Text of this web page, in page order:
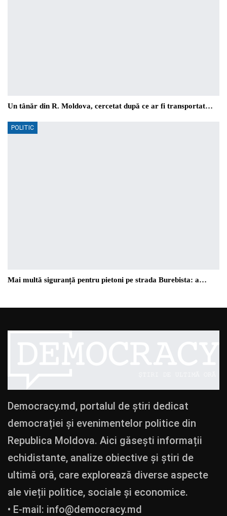
Un tânăr din R. Moldova, cercetat după ce ar fi transportat…
POLITIC
Mai multă siguranță pentru pietoni pe strada Burebista: a…
Democracy.md, portalul de știri dedicat
democrației și evenimentelor politice din
Republica Moldova. Aici găsești informații
echidistante, analize obiective și știri de
ultimă oră, care explorează diverse aspecte
ale vieții politice, sociale și economice.
• E-mail: info@democracy.md